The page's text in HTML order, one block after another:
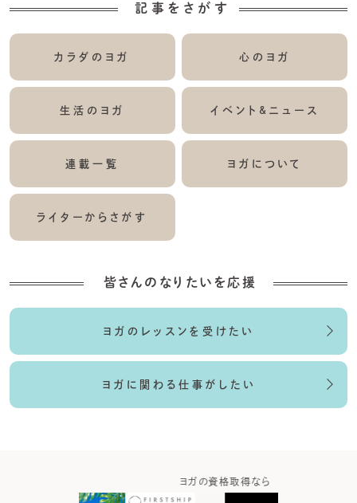
記事をさがす
カラダのヨガ 心のヨガ
生活のヨガ イベント&ニュース
連載一覧 ヨガについて
ライターからさがす
皆さんのなりたいを応援
ヨガのレッスンを受けたい
ヨガに関わる仕事がしたい
ヨガの資格取得なら